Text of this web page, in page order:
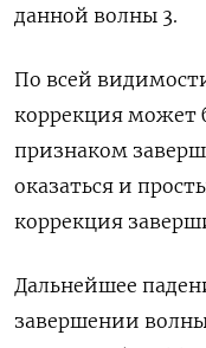
данной волны 3.
По всей
коррекция
признаком
оказаться и
коррекция
Дальнейшее
завершении